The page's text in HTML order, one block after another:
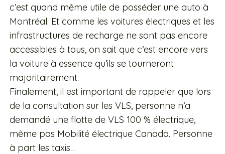
c’est quand même utile de posséder une auto à
Montréal. Et comme les voitures électriques et les
infrastructures de recharge ne sont pas encore
accessibles à tous, on sait que c’est encore vers
la voiture à essence qu’ils se tourneront
majoritairement.
Finalement, il est important de rappeler que lors
de la consultation sur les VLS, personne n’a
demandé une flotte de VLS 100 % électrique,
même pas Mobilité électrique Canada. Personne
à part les taxis…